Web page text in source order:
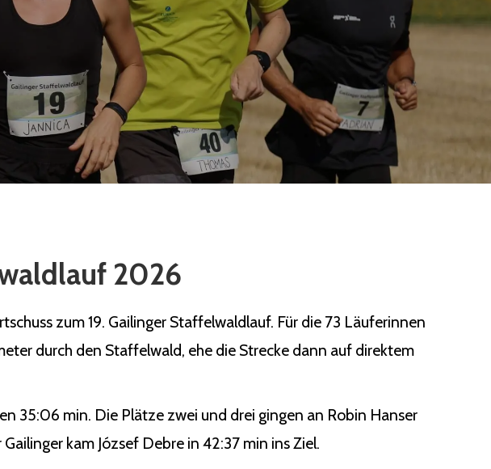
2026
zum 19. Gailinger Staffelwaldlauf. Für die 73 Läuferinnen
durch den Staffelwald, ehe die Strecke dann auf direktem
35:06 min. Die Plätze zwei und drei gingen an Robin Hanser
kam József Debre in 42:37 min ins Ziel.